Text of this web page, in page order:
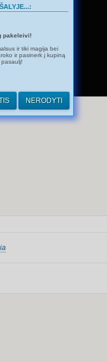
pakeleivi!
ir tiki magija bei
ir pasinerk į kupiną
NERODYTI